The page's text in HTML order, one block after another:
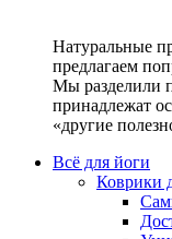
Натуральные
предлагаем
Мы разделили
принадлежат
«другие
Всё для йоги
Коврики